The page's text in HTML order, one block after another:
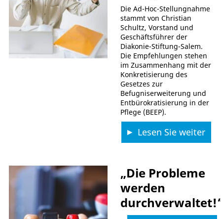
Die Ad-Hoc-Stellungnahme
stammt von Christian
Schultz, Vorstand und
Geschäftsführer der
Diakonie-Stiftung-Salem.
Die Empfehlungen stehen
im Zusammenhang mit der
Konkretisierung des
Gesetzes zur
Befugniserweiterung und
Entbürokratisierung in der
Pflege (BEEP).
Lesen Sie weiter
„Die Probleme
werden